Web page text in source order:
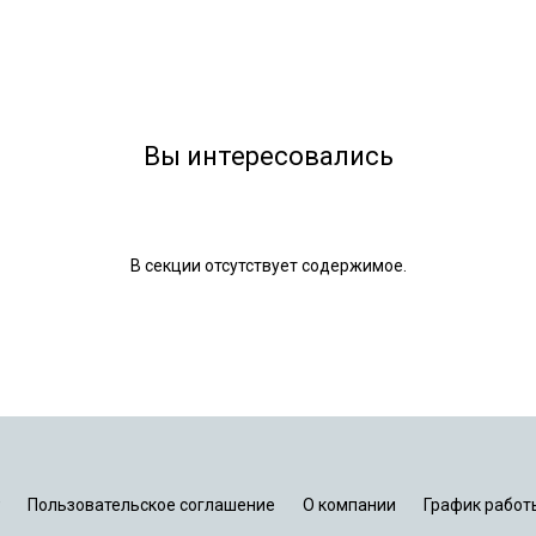
Вы интересовались
В секции отсутствует содержимое.
Пользовательское соглашение О компании График